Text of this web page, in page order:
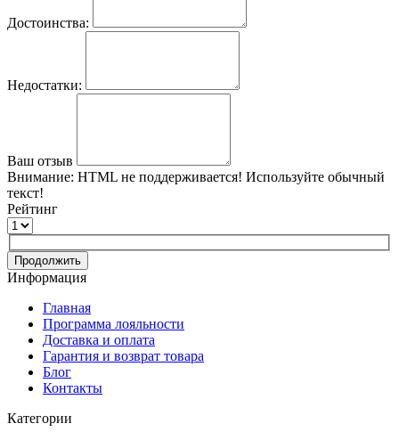
Достоинства:
Недостатки:
Ваш отзыв
Внимание: HTML не поддерживается! Используйте обычный
текст!
Рейтинг
Продолжить
Информация
Главная
Программа лояльности
Доставка и оплата
Гарантия и возврат товара
Блог
Контакты
Категории